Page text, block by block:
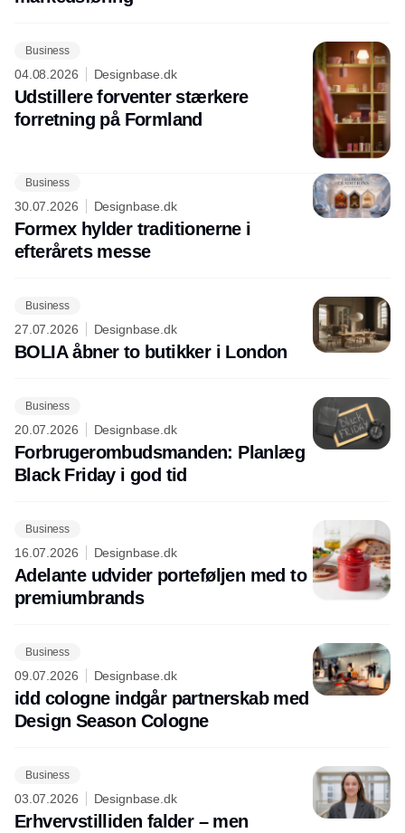
Business
04.08.2026 Designbase.dk
Udstillere forventer stærkere
forretning på Formland
Business
30.07.2026 Designbase.dk
Formex hylder traditionerne i
efterårets messe
Business
27.07.2026 Designbase.dk
BOLIA åbner to butikker i London
Business
20.07.2026 Designbase.dk
Forbrugerombudsmanden: Planlæg
Black Friday i god tid
Business
16.07.2026 Designbase.dk
Adelante udvider porteføljen med to
premiumbrands
Business
09.07.2026 Designbase.dk
idd cologne indgår partnerskab med
Design Season Cologne
Business
03.07.2026 Designbase.dk
Erhvervstilliden falder – men